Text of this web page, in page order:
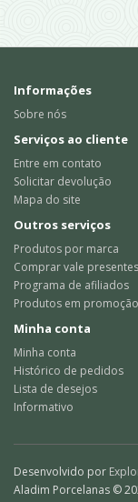
Informações
Sobre nós
Serviços ao cliente
Entre em contato
Solicitar devolução
Mapa do site
Outros serviços
Produtos por marca
Comprar vale presentes
Programa de afiliados
Produtos em promoção
Minha conta
Minha conta
Histórico de pedidos
Lista de desejos
Informativo
Desenvolvido por
Aladim Porcelanas ©